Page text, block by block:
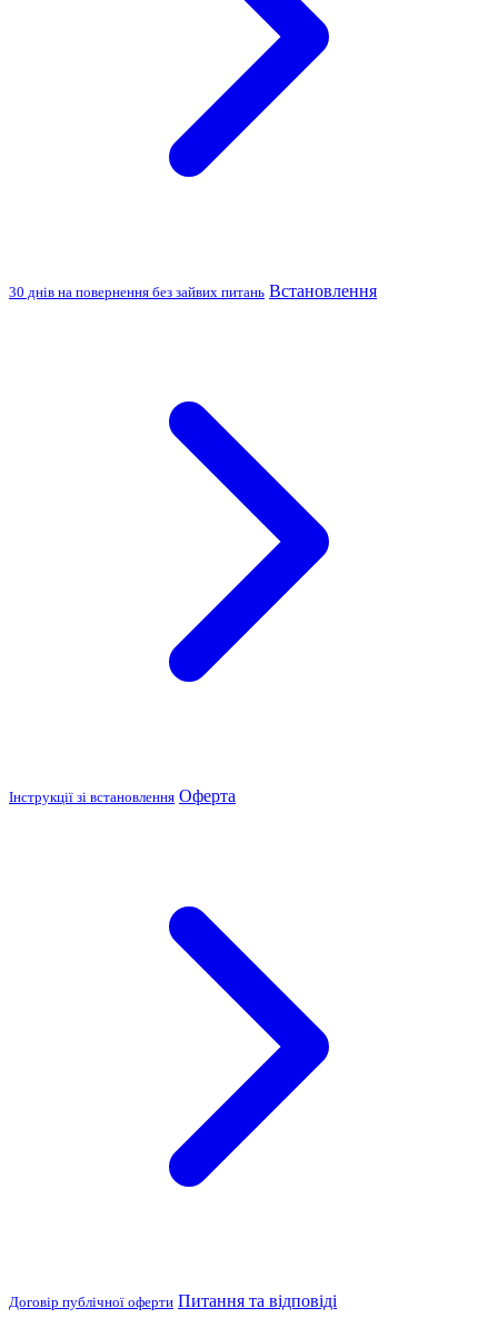
30 днів на повернення без зайвих питань Встановлення
Інструкції зі встановлення Оферта
Договір публічної оферти Питання та відповіді